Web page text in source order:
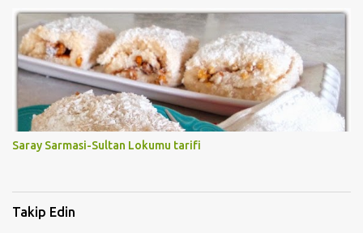
Saray Sarmasi-Sultan Lokumu tarifi
Takip Edin